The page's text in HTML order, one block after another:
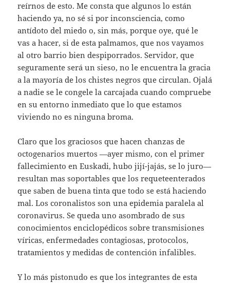
reírnos de esto. Me consta que algunos lo están
haciendo ya, no sé si por inconsciencia, como
antídoto del miedo o, sin más, porque oye, qué le
vas a hacer, si de esta palmamos, que nos vayamos
al otro barrio bien despiporrados. Servidor, que
seguramente será un sieso, no le encuentra la gracia
a la mayoría de los chistes negros que circulan. Ojalá
a nadie se le congele la carcajada cuando compruebe
en su entorno inmediato que lo que estamos
viviendo no es ninguna broma.
Claro que los graciosos que hacen chanzas de
octogenarios muertos —ayer mismo, con el primer
fallecimiento en Euskadi, hubo jijí-jajás, se lo juro—
resultan mas soportables que los requeteenterados
que saben de buena tinta que todo se está haciendo
mal. Los coronalistos son una epidemia paralela al
coronavirus. Se queda uno asombrado de sus
conocimientos enciclopédicos sobre transmisiones
víricas, enfermedades contagiosas, protocolos,
tratamientos y medidas de contención infalibles.
Y lo más pistonudo es que los integrantes de esta